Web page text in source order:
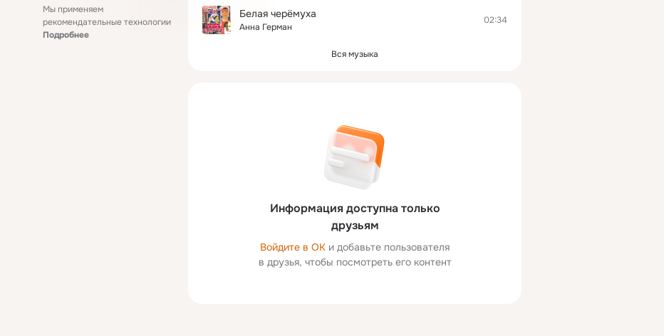
Мы применяем
рекомендательные технологии
Подробнее
Белая черёмуха
Анна Герман
02:34
Вся музыка
Информация доступна только
друзьям
Войдите в ОК и добавьте пользователя
в друзья, чтобы посмотреть его контент